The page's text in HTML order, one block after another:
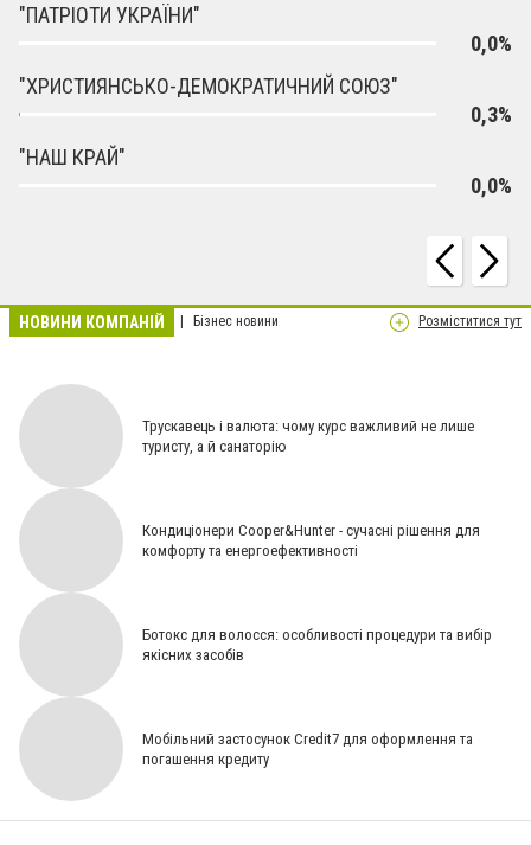
"ПАТРІОТИ УКРАЇНИ"
0,0%
"ХРИСТИЯНСЬКО-ДЕМОКРАТИЧНИЙ СОЮЗ"
0,3%
"НАШ КРАЙ"
0,0%
НОВИНИ КОМПАНІЙ Бізнес новини Розміститися тут
Трускавець і валюта: чому курс важливий не лише
туристу, а й санаторію
Кондиціонери Cooper&Hunter - сучасні рішення для
комфорту та енергоефективності
Ботокс для волосся: особливості процедури та вибір
якісних засобів
Мобільний застосунок Credit7 для оформлення та
погашення кредиту
Знищення шкідників: чому важливо довіряти професіоналам [ПАРТНЕРСЬКИЙ МАТЕРІАЛ]